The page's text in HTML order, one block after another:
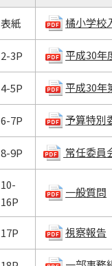
表紙 橘小学校
2-3P 平成30年
4-5P 平成30年
6-7P 予算特別
8-9P 常任委員
10-
16P
一般質問
17P 視察報告